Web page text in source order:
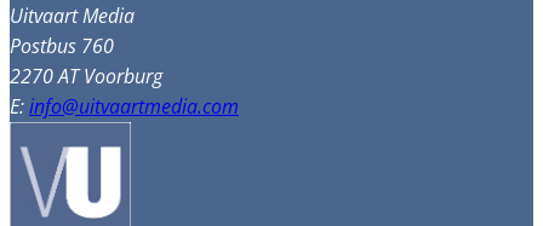
Uitvaart Media
Postbus 760
2270 AT Voorburg
E:info@uitvaartmedia.com